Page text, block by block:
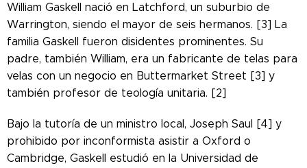
William Gaskell nació en Latchford, un suburbio de
Warrington, siendo el mayor de seis hermanos. [3] La
familia Gaskell fueron disidentes prominentes. Su
padre, también William, era un fabricante de telas para
velas con un negocio en Buttermarket Street [3] y
también profesor de teología unitaria. [2]
Bajo la tutoría de un ministro local, Joseph Saul [4] y
prohibido por inconformista asistir a Oxford o
Cambridge, Gaskell estudió en la Universidad de